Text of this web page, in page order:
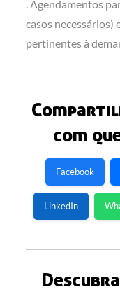
. Agendamentos
casos necessários)
pertinentes à
com
Facebook
LinkedIn